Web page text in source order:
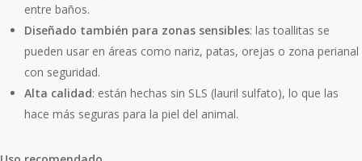
entre baños.
Diseñado también para zonas sensibles: las toallitas se
pueden usar en áreas como nariz, patas, orejas o zona perianal
con seguridad.
Alta calidad: están hechas sin SLS (lauril sulfato), lo que las
hace más seguras para la piel del animal.